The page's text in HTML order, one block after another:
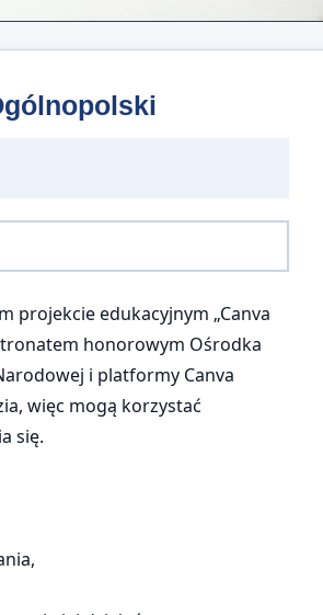
projekcie edukacyjnym „Canva
honorowym Ośrodka
i platformy Canva
więc mogą korzystać
się.